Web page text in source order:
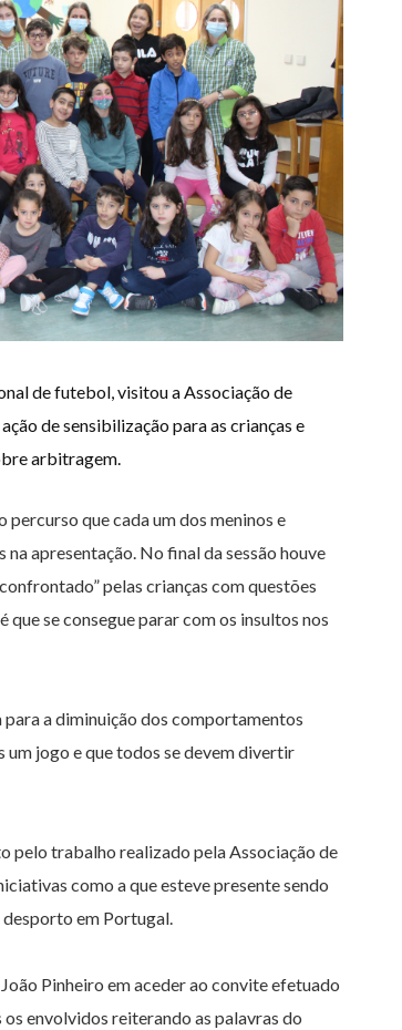
de futebol, visitou a Associação de
de sensibilização para as crianças e
arbitragem.
que cada um dos meninos e
apresentação. No final da sessão houve
pelas crianças com questões
que se consegue parar com os insultos nos
para a diminuição dos comportamentos
um jogo e que todos se devem divertir
pelo trabalho realizado pela Associação de
como a que esteve presente sendo
em Portugal.
Pinheiro em aceder ao convite efetuado
envolvidos reiterando as palavras do